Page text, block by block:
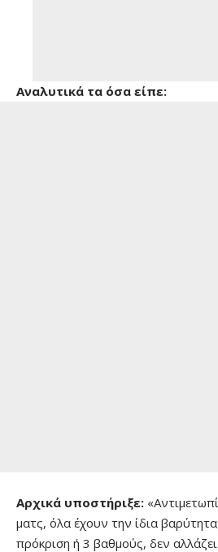
Αναλυτικά τα όσα είπε:
Αρχικά υποστήριξε:
ματς, όλα έχουν την ίδια
πρόκριση ή 3 βαθμούς, δεν